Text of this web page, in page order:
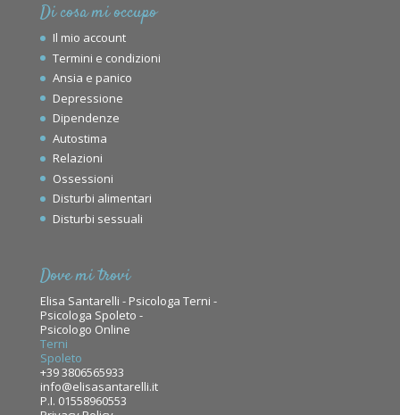
Di cosa mi occupo
Il mio account
Termini e condizioni
Ansia e panico
Depressione
Dipendenze
Autostima
Relazioni
Ossessioni
Disturbi alimentari
Disturbi sessuali
Dove mi trovi
Elisa Santarelli - Psicologa Terni -
Psicologa Spoleto -
Psicologo Online
Terni
Spoleto
+39 3806565933
info@elisasantarelli.it
P.I. 01558960553